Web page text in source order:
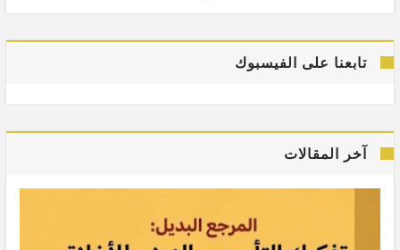
تابعنا على الفيسبوك
آخر المقالات